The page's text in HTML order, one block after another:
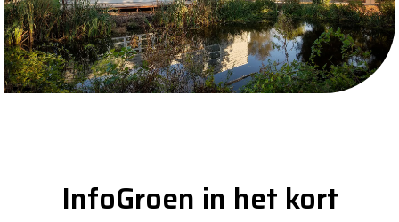
InfoGroen in het kort